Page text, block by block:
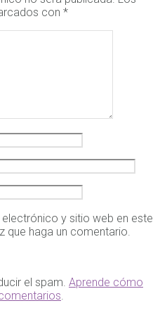
con *
y sitio web en este
que haga un comentario.
el spam. Aprende cómo